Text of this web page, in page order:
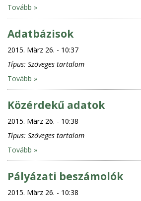
Tovább »
Adatbázisok
2015. März 26. - 10:37
Típus: Szöveges tartalom
Tovább »
Közérdekű adatok
2015. März 26. - 10:38
Típus: Szöveges tartalom
Tovább »
Pályázati beszámolók
2015. März 26. - 10:38